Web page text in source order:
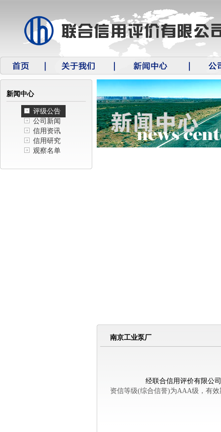
新闻中心
评级公告
公司新闻
信用资讯
信用研究
观察名单
南京工业泵厂
经联合信用评价有限公司江苏
资信等级(综合信誉)为AAA级，有效